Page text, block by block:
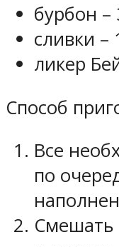
бурбон –
сливки –
ликер
Способ
Все
по
Смешать